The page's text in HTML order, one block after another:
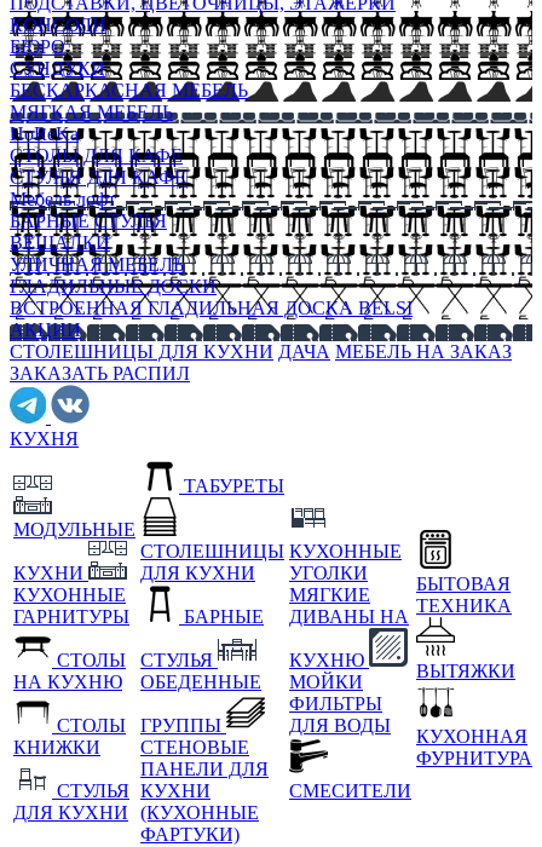
КОНСОЛИ
БЮРО
СУНДУКИ
БЕСКАРКАСНАЯ МЕБЕЛЬ
МЯГКАЯ МЕБЕЛЬ
HoReKa
СТОЛЫ ДЛЯ КАФЕ
СТУЛЬЯ ДЛЯ КАФЕ
Мебель лофт
БАРНЫЕ СТУЛЬЯ
ВЕШАЛКИ
УЛИЧНАЯ МЕБЕЛЬ
ГЛАДИЛЬНЫЕ ДОСКИ
ВСТРОЕННАЯ ГЛАДИЛЬНАЯ ДОСКА BELSI
АКЦИИ
СТОЛЕШНИЦЫ ДЛЯ КУХНИ ДАЧА МЕБЕЛЬ НА ЗАКАЗ
ЗАКАЗАТЬ РАСПИЛ
КУХНЯ
МОДУЛЬНЫЕ
КУХНИ
КУХОННЫЕ
ГАРНИТУРЫ
СТОЛЫ
НА КУХНЮ
СТОЛЫ
КНИЖКИ
СТУЛЬЯ
ДЛЯ КУХНИ
ТАБУРЕТЫ
СТОЛЕШНИЦЫ
ДЛЯ КУХНИ
БАРНЫЕ
СТУЛЬЯ
ОБЕДЕННЫЕ
ГРУППЫ
СТЕНОВЫЕ
ПАНЕЛИ ДЛЯ
КУХНИ
(КУХОННЫЕ
ФАРТУКИ)
КУХОННЫЕ
УГОЛКИ
МЯГКИЕ
ДИВАНЫ НА
КУХНЮ
МОЙКИ
ФИЛЬТРЫ
ДЛЯ ВОДЫ
СМЕСИТЕЛИ
БЫТОВАЯ
ТЕХНИКА
ВЫТЯЖКИ
КУХОННАЯ
ФУРНИТУРА